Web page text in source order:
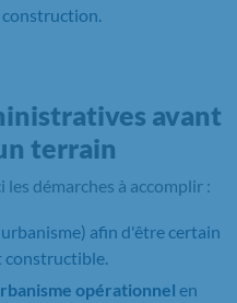
avant
terrain
démarches à accomplir :
afin d'être certain
constructible.
opérationnel en